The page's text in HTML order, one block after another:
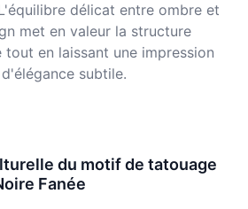
délicat entre ombre et
met en valeur la structure
en laissant une impression
subtile.
du motif de tatouage
Fanée